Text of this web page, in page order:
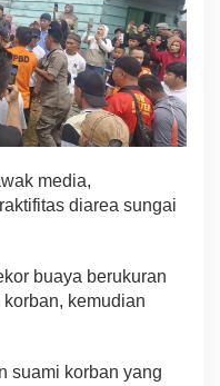
media,
diarea sungai
buaya berukuran
kemudian
suami korban yang